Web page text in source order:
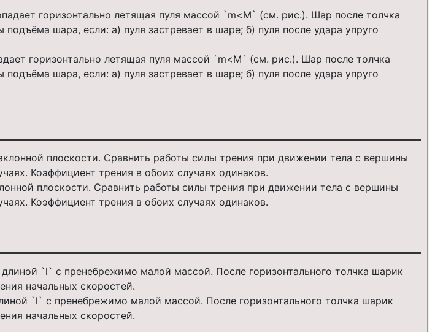
горизонтально летящая пуля массой `m<M` (см. рис.). Шар после толчка
шара, если: а) пуля застревает в шаре; б) пуля после удара упруго
плоскости. Сравнить работы силы трения при движении тела с вершины
Коэффициент трения в обоих случаях одинаков.
`l` с пренебрежимо малой массой. После горизонтального толчка шарик
начальных скоростей.